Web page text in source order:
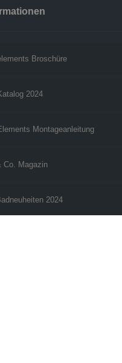
Broschüre
2024
Montageanleitung
Co. Magazin
2024